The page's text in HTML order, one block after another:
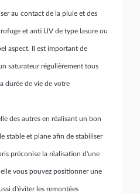
au contact de la pluie et des
et anti UV de type lasure ou
aspect. Il est important de
saturateur régulièrement tous
durée de vie de votre
des autres en réalisant un bon
stable et plane afin de stabiliser
préconise la réalisation d'une
vous pouvez positionner une
d'éviter les remontées